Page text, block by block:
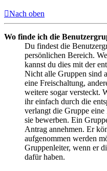
Nach oben
Wo finde ich die
Du findest die
persönlichen Bereich.
kannst du dies mit der
Nicht alle Gruppen sind
eine Freischaltung,
weitere sogar versteckt.
ihr einfach durch die
verlangt die Gruppe
sie bewerben. Ein
Antrag annehmen. Er
aufgenommen werden
Gruppenleiter, wenn er
dafür haben.